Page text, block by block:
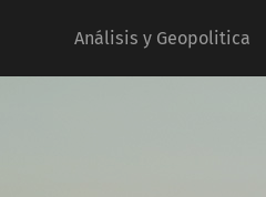
Análisis y Geopolitica